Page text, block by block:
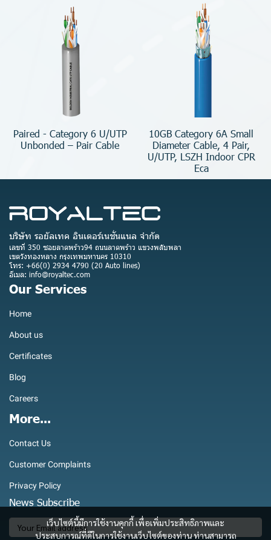
Paired - Category 6 U/UTP
Unbonded – Pair Cable
10GB Category 6A Small
Diameter Cable, 4 Pair,
U/UTP, LSZH Indoor CPR
Eca
เว็บไซต์นี้มีการใช้งานคุกกี้ เพื่อเพิ่มประสิทธิภาพและ
ประสบการณ์ที่ดีในการใช้งานเว็บไซต์ของท่าน ท่านสามารถ
บริษัท รอยัลเทค อินเตอร์เนชั่นแนล จำกัด
เลขที่ 350 ซอยลาดพร้าว94 ถนนลาดพร้าว แขวงพลับพลา
เขตวังทองหลาง กรุงเทพมหานคร 10310
โทร: +66(0) 2934 4790 (20 Auto lines)
อีเมล: info@royaltec.com
Our Services
Home
About us
Certificates
Blog
Careers
More...
Contact Us
Customer Complaints
Privacy Policy
News Subscribe